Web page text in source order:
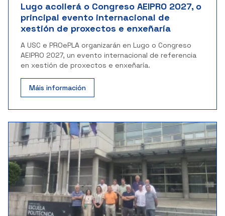
Lugo acollerá o Congreso AEIPRO 2027, o
principal evento internacional de
xestión de proxectos e enxeñaría
A USC e PROePLA organizarán en Lugo o Congreso
AEIPRO 2027, un evento internacional de referencia
en xestión de proxectos e enxeñaría.
Máis información